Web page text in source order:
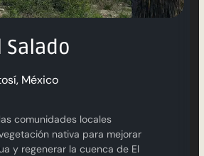
Salado
México
comunidades locales
nativa para mejorar
y regenerar la cuenca de El